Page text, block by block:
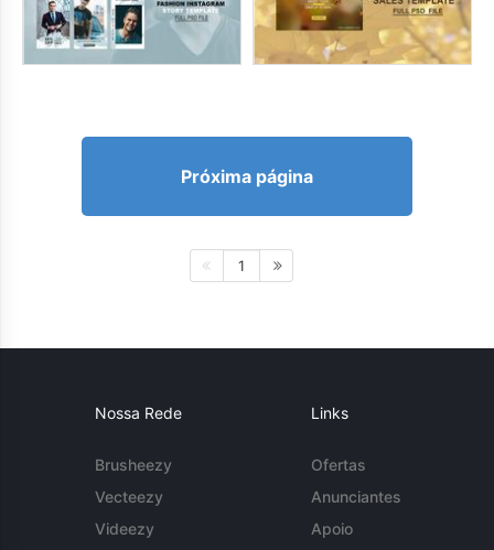
Próxima página
1
Nossa Rede
Brusheezy
Vecteezy
Videezy
Links
Ofertas
Anunciantes
Apoio